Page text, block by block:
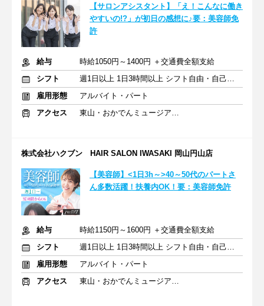
【サロンアシスタント】「え！こんなに働き
やすいの!?」が初日の感想に♪要：美容師免
許
給与
時給1050円～1400円 ＋交通費全額支給
シフト
週1日以上 1日3時間以上 シフト自由・自己申告
雇用形態
アルバイト・パート
アクセス
東山・おかでんミュージアム駅駅 車5分
株式会社ハクブン HAIR SALON IWASAKI 岡山円山店
【美容師】<1日3h～>40～50代のパートさ
ん多数活躍！扶養内OK！要：美容師免許
給与
時給1150円～1600円 ＋交通費全額支給
シフト
週1日以上 1日3時間以上 シフト自由・自己申告
雇用形態
アルバイト・パート
アクセス
東山・おかでんミュージアム駅駅 車5分